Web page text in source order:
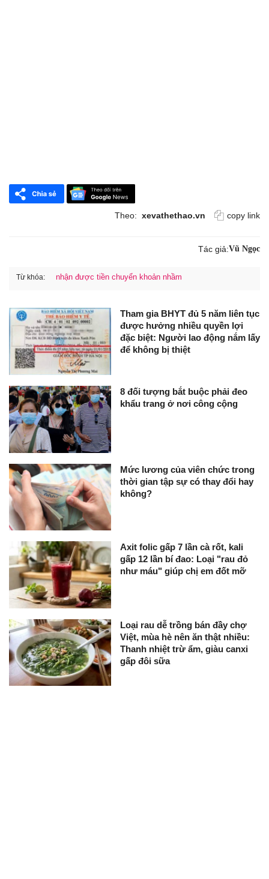
Theo: xevathethao.vn copy link
Tác giả:Vũ Ngọc
Từ khóa: nhận được tiền chuyển khoản nhầm
Tham gia BHYT đủ 5 năm liên tục
được hưởng nhiều quyền lợi
đặc biệt: Người lao động nắm lấy
để không bị thiệt
8 đối tượng bắt buộc phải đeo
khẩu trang ở nơi công cộng
Mức lương của viên chức trong
thời gian tập sự có thay đổi hay
không?
Axit folic gấp 7 lần cà rốt, kali
gấp 12 lần bí đao: Loại "rau đỏ
như máu" giúp chị em đốt mỡ
Loại rau dễ trồng bán đầy chợ
Việt, mùa hè nên ăn thật nhiều:
Thanh nhiệt trừ ẩm, giàu canxi
gấp đôi sữa